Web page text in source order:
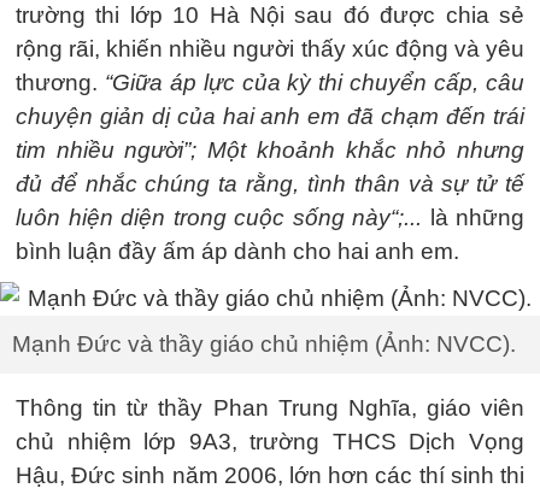
trường thi lớp 10 Hà Nội sau đó được chia sẻ
rộng rãi, khiến nhiều người thấy xúc động và yêu
thương. “Giữa áp lực của kỳ thi chuyển cấp, câu
chuyện giản dị của hai anh em đã chạm đến trái
tim nhiều người”; Một khoảnh khắc nhỏ nhưng
đủ để nhắc chúng ta rằng, tình thân và sự tử tế
luôn hiện diện trong cuộc sống này“;...
là những
bình luận đầy ấm áp dành cho hai anh em.
Mạnh Đức và thầy giáo chủ nhiệm (Ảnh: NVCC).
Thông tin từ thầy Phan Trung Nghĩa, giáo viên
chủ nhiệm lớp 9A3, trường THCS Dịch Vọng
Hậu, Đức sinh năm 2006, lớn hơn các thí sinh thi